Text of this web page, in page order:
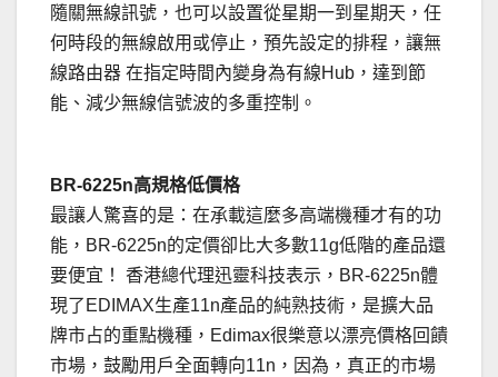
隨關無線訊號，也可以設置從星期一到星期天，任
何時段的無線啟用或停止，預先設定的排程，讓無
線路由器 在指定時間內變身為有線Hub，達到節
能、減少無線信號波的多重控制。
BR-6225n高規格低價格
最讓人驚喜的是：在承載這麼多高端機種才有的功
能，BR-6225n的定價卻比大多數11g低階的產品還
要便宜！ 香港總代理迅靈科技表示，BR-6225n體
現了EDIMAX生產11n產品的純熟技術，是擴大品
牌市占的重點機種，Edimax很樂意以漂亮價格回饋
市場，鼓勵用戶全面轉向11n，因為，真正的市場